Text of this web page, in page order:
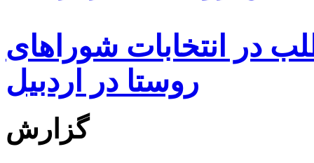
از ۵۰۰۰ داوطلب در انتخابات شوراهای
روستا در اردبیل
گزارش